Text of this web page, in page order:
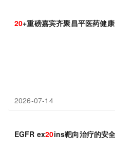
20+重磅嘉宾齐聚昌平医药健
2026-07-14
EGFR ex20ins靶向治疗的安